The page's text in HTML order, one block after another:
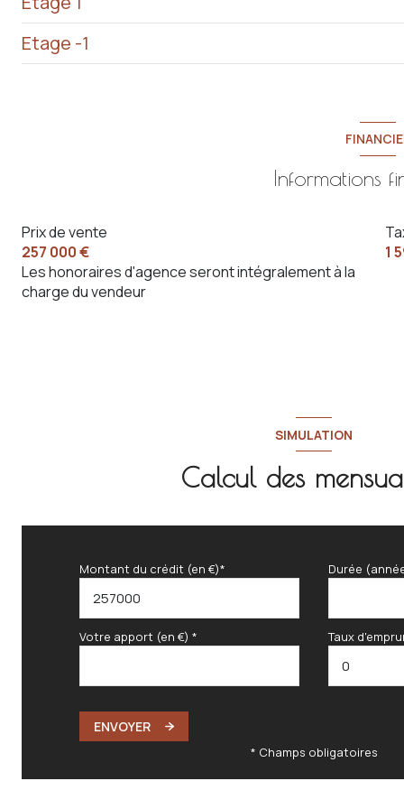
salon/sejour
cuisine
chambre
Etage -1
Informations
Prix de vente
257 000 €
Les honoraires d'agence seront intégralement à la
charge du vendeur
1
SIMULATION
Calcul des
Montant du crédit (en €)* Durée
Votre apport (en €) * Taux
ENVOYER
* Champs obligatoires